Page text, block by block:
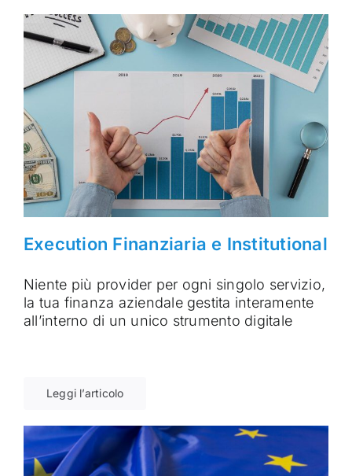
Execution Finanziaria e Institutional
Niente più provider per ogni singolo servizio,
la tua finanza aziendale gestita interamente
all’interno di un unico strumento digitale
Leggi l’articolo